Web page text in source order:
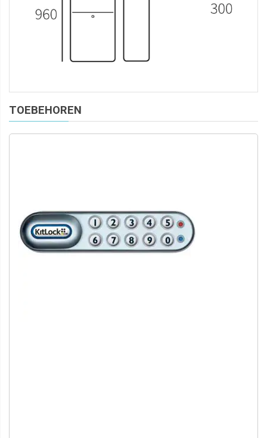
TOEBEHOREN